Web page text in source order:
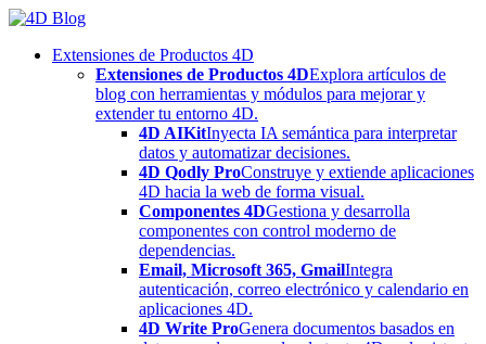
Skip
contentExtensiones de Productos 4D
Extensiones de Productos 4DExplora artículos de
blog con herramientas y módulos para mejorar y
extender tu entorno 4D.
4D AIKitInyecta IA semántica para interpretar
datos y automatizar decisiones.
4D Qodly ProConstruye y extiende aplicaciones
4D hacia la web de forma visual.
Componentes 4DGestiona y desarrolla
componentes con control moderno de
dependencias.
Email, Microsoft 365, GmailIntegra
autenticación, correo electrónico y calendario en
aplicaciones 4D.
4D Write ProGenera documentos basados en